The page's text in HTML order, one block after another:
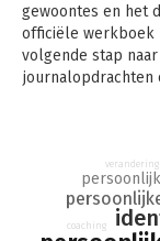
gewoontes en het
officiële werkboek
volgende stap
journalopdrachten
theorie naar
ervoor dat goede
gewoontes
coaching
verandering